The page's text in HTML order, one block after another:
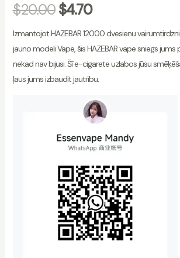
$20.00 $4.70
Izmantojot HAZEBAR 12000 dvesienu
jauno modeli Vape, šis HAZEBAR vape sniegs jums
nekad nav bijusi. Šī e-cigarete uzlabos jūsu
ļaus jums izbaudīt jautrību.